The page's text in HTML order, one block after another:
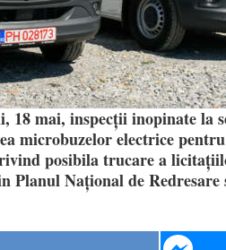
18 mai, inspecții inopinate la
microbuzelor electrice
posibila trucare a
Planul Național de Redresare